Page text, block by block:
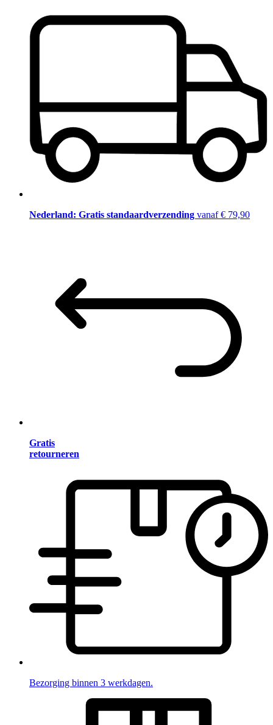
Nederland: Gratis standaardverzending vanaf € 79,90
Gratis
retourneren
Bezorging binnen 3 werkdagen.